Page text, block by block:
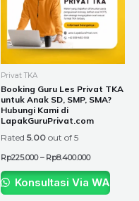
Privat TKA
Booking Guru Les Privat TKA
untuk Anak SD, SMP, SMA?
Hubungi Kami di
LapakGuruPrivat.com
Rated 5.00 out of 5
Rp225.000 – Rp8.400.000
variants.
The
may
chosen
on
the
Konsultasi Via WA